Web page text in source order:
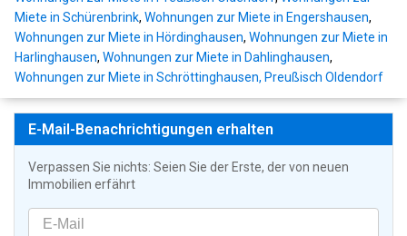
Miete in Schürenbrink, Wohnungen zur Miete in Engershausen,
Wohnungen zur Miete in Hördinghausen, Wohnungen zur Miete in
Harlinghausen, Wohnungen zur Miete in Dahlinghausen,
Wohnungen zur Miete in Schröttinghausen, Preußisch Oldendorf
E-Mail-Benachrichtigungen erhalten
Verpassen Sie nichts: Seien Sie der Erste, der von neuen
Immobilien erfährt